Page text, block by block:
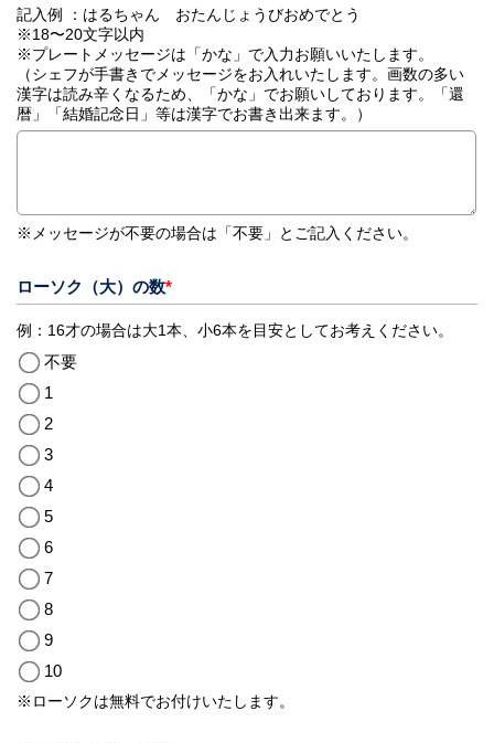
記入例 ：はるちゃん おたんじょうびおめでとう
※18〜20文字以内
※プレートメッセージは「かな」で入力お願いいたします。
（シェフが手書きでメッセージをお入れいたします。画数の多い
漢字は読み辛くなるため、「かな」でお願いしております。「還
暦」「結婚記念日」等は漢字でお書き出来ます。）
※メッセージが不要の場合は「不要」とご記入ください。
ローソク（大）の数*
例：16才の場合は大1本、小6本を目安としてお考えください。
不要
1
2
3
4
5
6
7
8
9
10
※ローソクは無料でお付けいたします。